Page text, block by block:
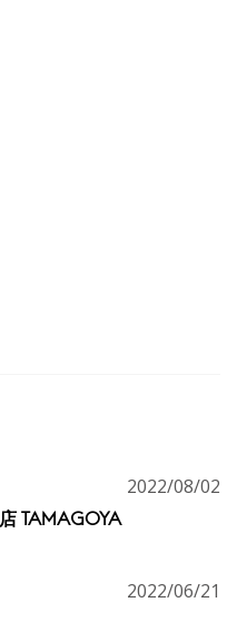
2022/08/02
TAMAGOYA
2022/06/21